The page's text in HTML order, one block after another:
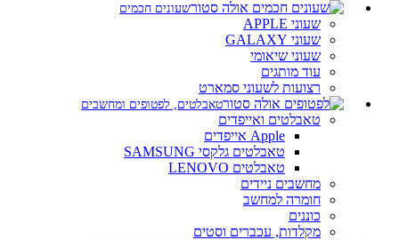
שעונים חכמים
שעוני APPLE
שעוני GALAXY
שעוני שיאומי
עוד מותגים
רצועות לשעוני סמארט
טאבלטים, לפטופים ומחשבים
טאבלטים ואייפדים
Apple אייפדים
טאבלטים גלקסי SAMSUNG
טאבלטים LENOVO
מחשבים ניידים
חומרה למחשב
כוננים
מקלדות, עכברים וסטים